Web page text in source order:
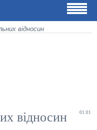
відносин
01:01
відносин